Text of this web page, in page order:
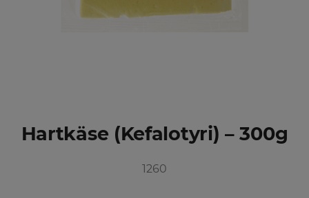
Hartkäse (Kefalotyri) – 300g
1260